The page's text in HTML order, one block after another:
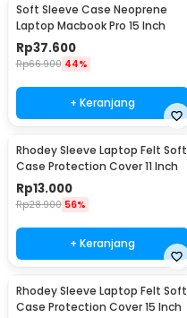
Soft Sleeve Case Neoprene
Laptop Macbook Pro 15 Inch
Rp37.600
Rp66.900 44%
+ Keranjang
Rhodey Sleeve Laptop Felt Soft
Case Protection Cover 11 Inch
Rp13.000
Rp28.900 56%
+ Keranjang
Rhodey Sleeve Laptop Felt Soft
Case Protection Cover 15 Inch